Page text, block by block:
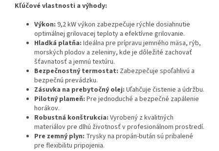
Kľúčové vlastnosti a výhody:
Výkon: 9,2 kW výkon zabezpečuje rýchle dosiahnutie
optimálnej grilovacej teploty a efektívne grilovanie.
Hladká platňa: Ideálna pre prípravu jemného mäsa, rýb,
morských plodov a zeleniny, kde je dôležité zachovať
šťavnatosť a jemnú textúru.
Bezpečnostný termostat: Zabezpečuje spoľahlivú a
bezpečnú prevádzku.
Zásuvka na prebytočný olej: Uľahčuje čistenie a údržbu.
Pilotný plameň: Pre jednoduché a bezpečné zapálenie
horákov.
Robustná konštrukcia: Vyrobený z kvalitných
materiálov pre dlhú životnosť v profesionálnom prostredí.
Pre zemný plyn: Trysky na propán-bután sú pribalené
pre flexibilitu pripojenia.